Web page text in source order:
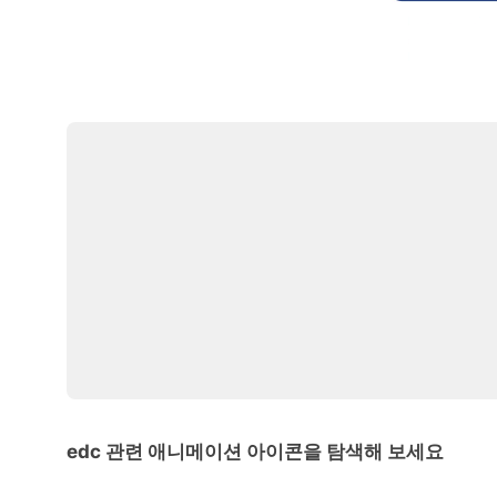
edc 관련 애니메이션 아이콘을 탐색해 보세요